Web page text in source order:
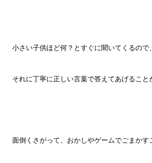
小さい子供ほど何？とすぐに聞いてくるので、
それに丁寧に正しい言葉で答えてあげること
面倒くさがって、おかしやゲームでごまかす